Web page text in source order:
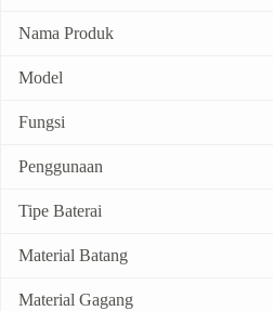
Nama Produk
Model
Fungsi
Penggunaan
Tipe Baterai
Material Batang
Material Gagang